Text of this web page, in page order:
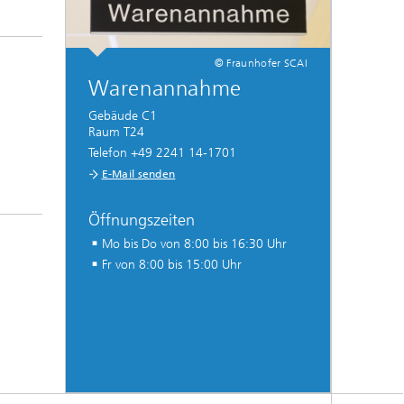
© Fraunhofer SCAI
Warenannahme
Gebäude C1
Raum T24
Telefon +49 2241 14-1701
E-Mail senden
Öffnungszeiten
Mo bis Do von 8:00 bis 16:30 Uhr
Fr von 8:00 bis 15:00 Uhr